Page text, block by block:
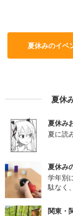
夏休みのイベ
夏休
夏休み
夏に読
夏休み
学年別
駄なく
関東・